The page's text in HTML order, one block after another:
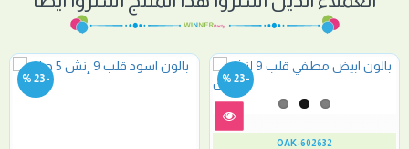
-23 %
OAK-602632
-23 %